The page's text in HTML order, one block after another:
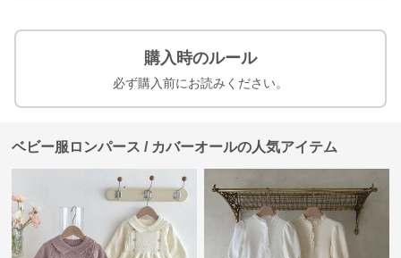
購入時のルール
必ず購入前にお読みください。
ベビー服ロンパース / カバーオールの人気アイテム